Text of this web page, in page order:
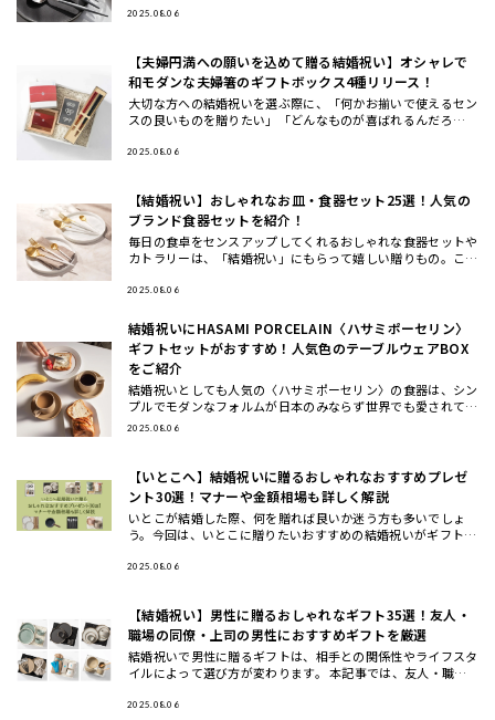
話
2025.08.06
【夫婦円満への願いを込めて贈る結婚祝い】オシャレで
和モダンな夫婦箸のギフトボックス4種リリース！
大切な方への結婚祝いを選ぶ際に、「何かお揃いで使えるセン
スの良いものを贈りたい」「どんなものが喜ばれるんだろ
OP
2025.08.06
【結婚祝い】おしゃれなお皿・食器セット25選！人気の
ブランド食器セットを紹介！
毎日の食卓をセンスアップしてくれるおしゃれな食器セットや
カトラリーは、「結婚祝い」にもらって嬉しい贈りもの。ここ
って嬉しいテ
2025.08.06
結婚祝いにHASAMI PORCELAIN〈ハサミポーセリン〉
ギフトセットがおすすめ！人気色のテーブルウェアBOX
をご紹介
結婚祝いとしても人気の〈ハサミポーセリン〉の食器は、シン
プルでモダンなフォルムが日本のみならず世界でも愛されてお
り今、注目のテーブルウェアブランド。今回は、波佐見焼の伝
2025.08.06
【いとこへ】結婚祝いに贈るおしゃれなおすすめプレゼ
ント30選！マナーや金額相場も詳しく解説
いとこが結婚した際、何を贈れば良いか迷う方も多いでしょ
う。今回は、いとこに贈りたいおすすめの結婚祝いがギフトの
す。おしゃれで洗
2025.08.06
【結婚祝い】男性に贈るおしゃれなギフト35選！友人・
職場の同僚・上司の男性におすすめギフトを厳選
結婚祝いで男性に贈るギフトは、相手との関係性やライフスタ
イルによって選び方が変わります。 本記事では、友人・職場
代・30代・4
2025.08.06